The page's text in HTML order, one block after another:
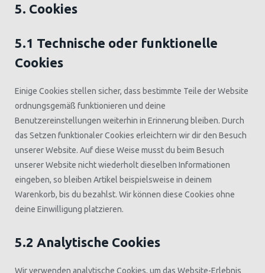
5. Cookies
5.1 Technische oder funktionelle
Cookies
Einige Cookies stellen sicher, dass bestimmte Teile der Website
ordnungsgemäß funktionieren und deine
Benutzereinstellungen weiterhin in Erinnerung bleiben. Durch
das Setzen funktionaler Cookies erleichtern wir dir den Besuch
unserer Website. Auf diese Weise musst du beim Besuch
unserer Website nicht wiederholt dieselben Informationen
eingeben, so bleiben Artikel beispielsweise in deinem
Warenkorb, bis du bezahlst. Wir können diese Cookies ohne
deine Einwilligung platzieren.
5.2 Analytische Cookies
Wir verwenden analytische Cookies, um das Website-Erlebnis